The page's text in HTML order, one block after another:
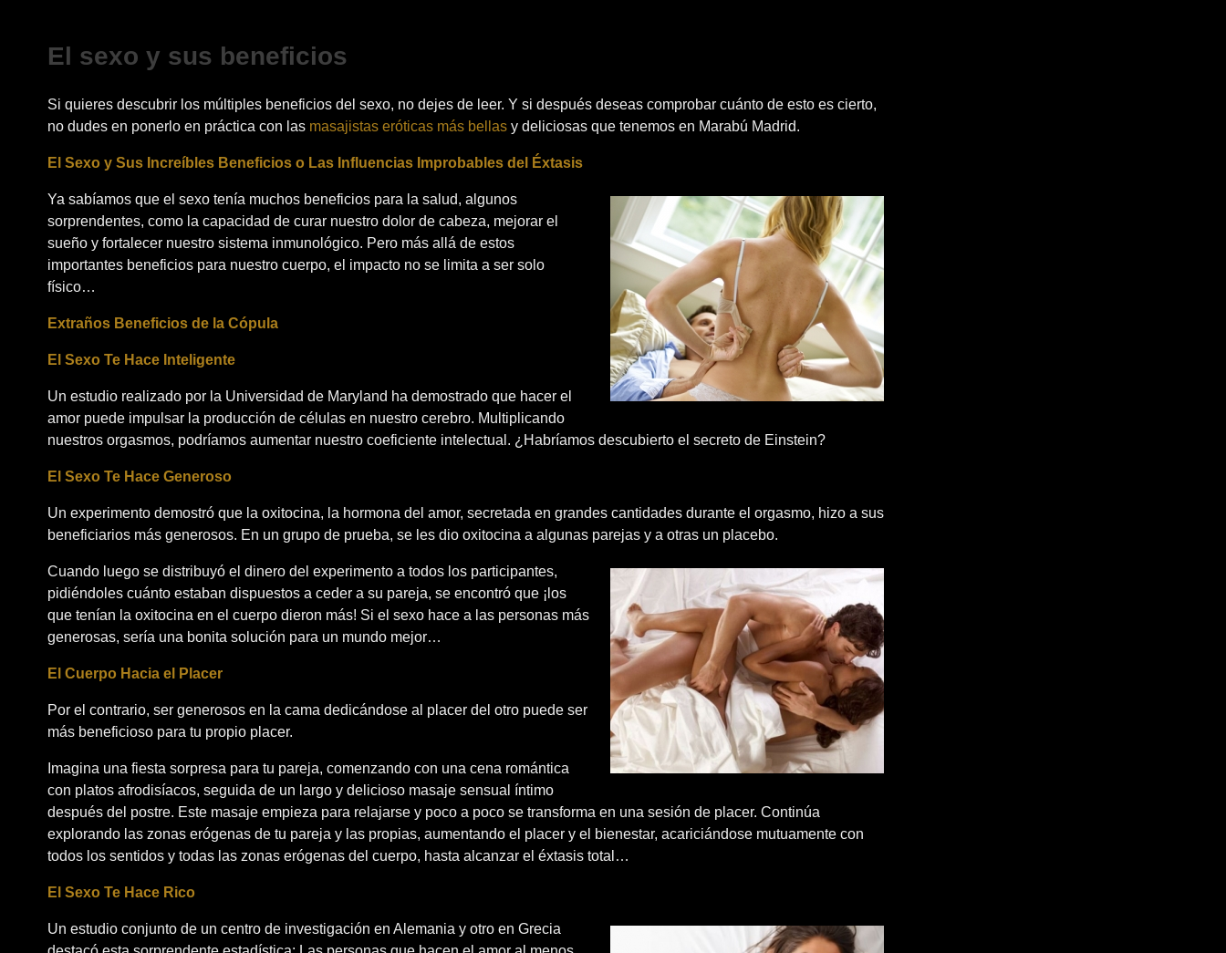
El sexo y sus beneficios
Si quieres descubrir los múltiples beneficios del sexo, no dejes de leer. Y si después deseas comprobar cuánto de esto es cierto,
no dudes en ponerlo en práctica con las masajistas eróticas más bellas y deliciosas que tenemos en Marabú Madrid.
El Sexo y Sus Increíbles Beneficios o Las Influencias Improbables del Éxtasis
Ya sabíamos que el sexo tenía muchos beneficios para la salud, algunos
sorprendentes, como la capacidad de curar nuestro dolor de cabeza, mejorar el
sueño y fortalecer nuestro sistema inmunológico. Pero más allá de estos
importantes beneficios para nuestro cuerpo, el impacto no se limita a ser solo
físico…
Extraños Beneficios de la Cópula
El Sexo Te Hace Inteligente
Un estudio realizado por la Universidad de Maryland ha demostrado que hacer el
amor puede impulsar la producción de células en nuestro cerebro. Multiplicando
nuestros orgasmos, podríamos aumentar nuestro coeficiente intelectual. ¿Habríamos descubierto el secreto de Einstein?
El Sexo Te Hace Generoso
Un experimento demostró que la oxitocina, la hormona del amor, secretada en grandes cantidades durante el orgasmo, hizo a sus
beneficiarios más generosos. En un grupo de prueba, se les dio oxitocina a algunas parejas y a otras un placebo.
Cuando luego se distribuyó el dinero del experimento a todos los participantes,
pidiéndoles cuánto estaban dispuestos a ceder a su pareja, se encontró que ¡los
que tenían la oxitocina en el cuerpo dieron más! Si el sexo hace a las personas más
generosas, sería una bonita solución para un mundo mejor…
El Cuerpo Hacia el Placer
Por el contrario, ser generosos en la cama dedicándose al placer del otro puede ser
más beneficioso para tu propio placer.
Imagina una fiesta sorpresa para tu pareja, comenzando con una cena romántica
con platos afrodisíacos, seguida de un largo y delicioso masaje sensual íntimo
después del postre. Este masaje empieza para relajarse y poco a poco se transforma en una sesión de placer. Continúa
explorando las zonas erógenas de tu pareja y las propias, aumentando el placer y el bienestar, acariciándose mutuamente con
todos los sentidos y todas las zonas erógenas del cuerpo, hasta alcanzar el éxtasis total…
El Sexo Te Hace Rico
Un estudio conjunto de un centro de investigación en Alemania y otro en Grecia